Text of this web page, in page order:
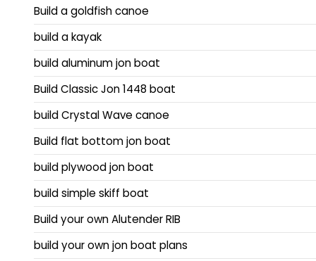
Build a goldfish canoe
build a kayak
build aluminum jon boat
Build Classic Jon 1448 boat
build Crystal Wave canoe
Build flat bottom jon boat
build plywood jon boat
build simple skiff boat
Build your own Alutender RIB
build your own jon boat plans